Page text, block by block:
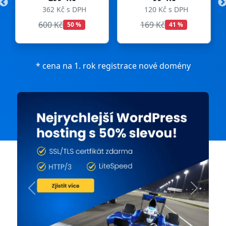
362 Kč s DPH
600 Kč 50 %
120 Kč s DPH
169 Kč 41 %
* cena na 1. rok registrace nové domény
Previous Next